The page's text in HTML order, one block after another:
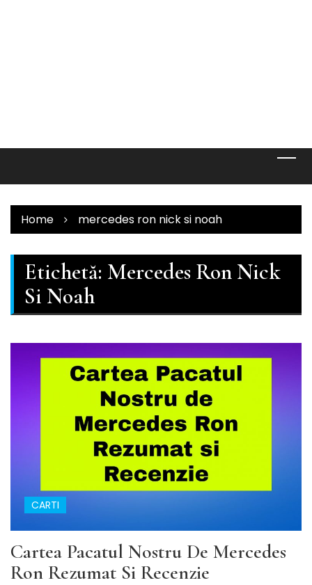
Home mercedes ron nick si noah
Etichetă: Mercedes Ron Nick
Si Noah
CARTI
Cartea Pacatul Nostru De Mercedes
Ron Rezumat Si Recenzie